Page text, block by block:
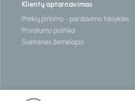
Klientų aptarnavimas
Prekių pirkimo - pardavimo taisyklės
Privatumo politika
Svetainės žemėlapis